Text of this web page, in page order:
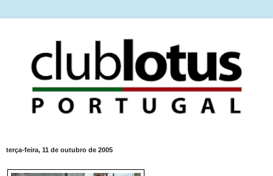
terça-feira, 11 de outubro de 2005